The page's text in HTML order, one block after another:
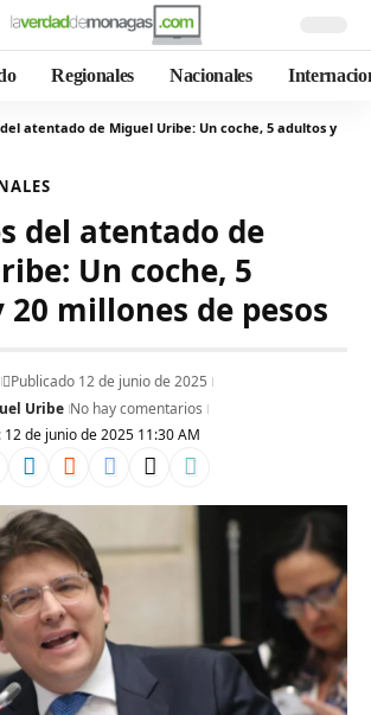
Regionales Nacionales
del atentado de Miguel Uribe: Un coche, 5 adultos y
del atentado de
Un coche, 5
millones de pesos
de junio de 2025 11:30 AM
Publicado 12 de junio de 2025
Uribe No hay comentarios